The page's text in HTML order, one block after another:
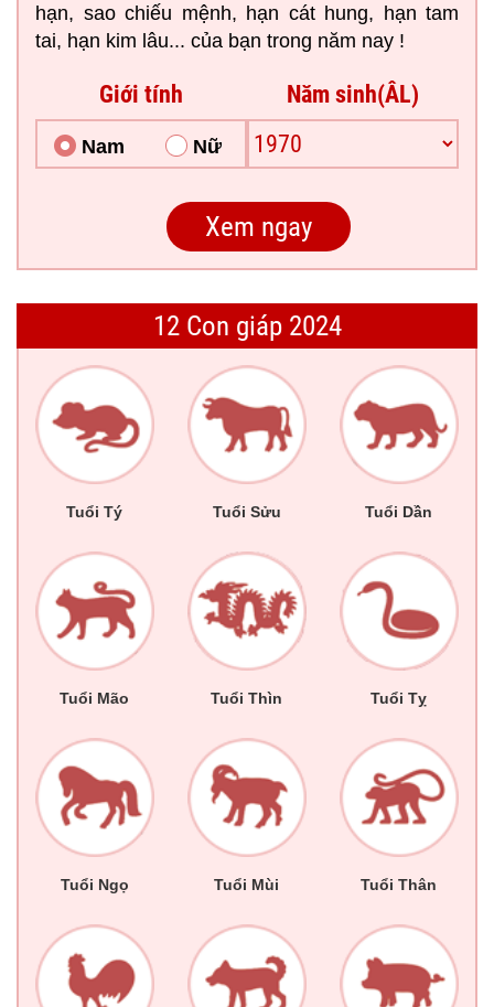
hạn, sao chiếu mệnh, hạn cát hung, hạn tam
tai, hạn kim lâu... của bạn trong năm nay !
Giới tính
Nam Nữ
Năm sinh(ÂL)
12 Con giáp 2024
Tuổi Tý Tuổi Sửu Tuổi Dần
Tuổi Mão Tuổi Thìn Tuổi Tỵ
Tuổi Ngọ Tuổi Mùi Tuổi Thân